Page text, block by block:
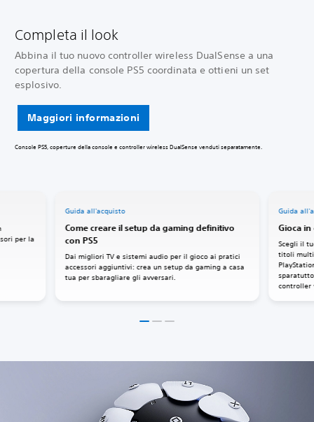
Completa il look
Abbina il tuo nuovo controller wireless DualSense a una
copertura della console PS5 coordinata e ottieni un set
esplosivo.
Maggiori informazioni
Console PS5, coperture della console e controller wireless DualSense venduti separatamente.
Guida all'acquisto
Come creare il setup da gaming definitivo
con PS5
Dai migliori TV e sistemi audio per il gioco ai pratici
accessori aggiuntivi: crea un setup da gaming a casa
tua per sbaragliare gli avversari.
Guida
Gioca
Scegli il
titoli
controller
per la